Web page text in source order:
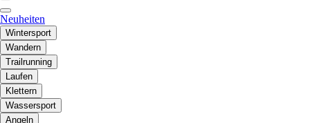
Neuheiten
Wintersport
Wandern
Trailrunning
Laufen
Klettern
Wassersport
Angeln